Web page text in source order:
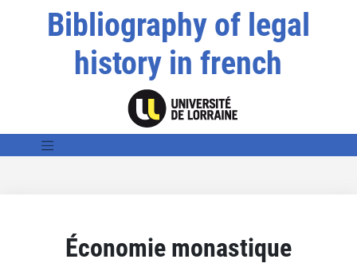
Bibliography of legal
history in french
Économie monastique